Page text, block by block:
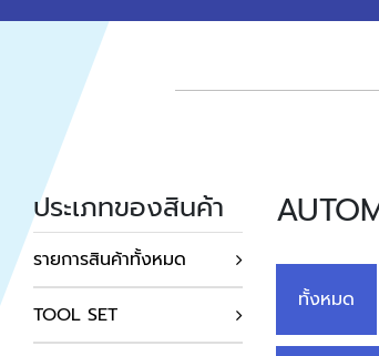
ประเภทของสินค้า
รายการสินค้าทั้งหมด
TOOL SET
ทั้งหมด